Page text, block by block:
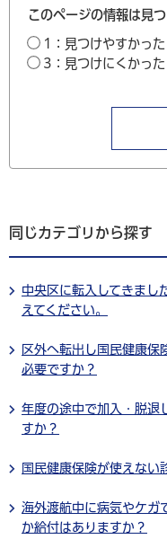
このページの情報は見
1：見つけやすかった
3：見つけにくかった
同じカテゴリから探す
中央区に転入してきまし
えてください。
区外へ転出し国民健康保
必要ですか？
年度の途中で加入・脱退
すか？
国民健康保険が使えない
海外渡航中に病気やケガ
か給付はありますか？